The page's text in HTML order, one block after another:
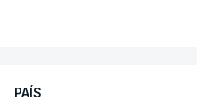
nada disto é
PAÍS